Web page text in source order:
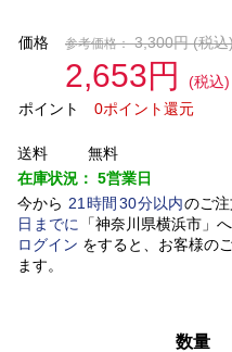
価格 参考価格： 3,300円(税込
2,653円
(税込)
ポイント
0ポイント還元
送料
無料
在庫状況： 5営業日
今から 21 時間 30分以内のご
日 までに 「神奈川県横浜市」
ログイン をすると、お客様の
ます。
数量